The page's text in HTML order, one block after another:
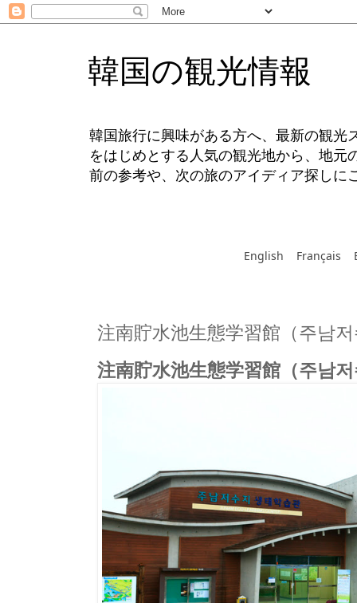
韓国の観光情報
韓国旅行に興味がある方へ、最新の観光
をはじめとする人気の観光地から、地
前の参考や、次の旅のアイディア探しに
English Français
注南貯水池生態学習館（주남
注南貯水池生態学習館（주남